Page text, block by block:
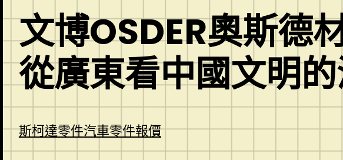
文博OSDER奧斯
從廣東看中國文明
斯柯達零件汽車零件報價